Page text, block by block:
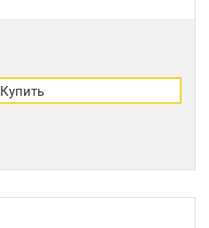
Купить